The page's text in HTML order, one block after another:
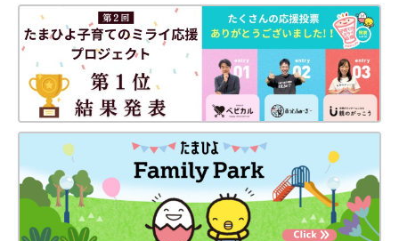
ぶそうかと大変なのに、子どもが3時間も静かにして待たなくち
ゃいけないってとても苦痛なことですよね。
吸入を嫌がって泣いているとこっちも苦しい気持ちになるけれ
ど、『今、治さないと本人はずっと苦しいままなんだ』思って、
心を鬼にして吸入をさせていました」（インリンさん）
親も子も大変だったという治療。インリンさんは「長男の性格も
関係したのかも」といいます。
「長男はなかなか頑固な子で、今思い返すと、3人の中でいちば
ん手がかかりました。自分がやりたいと思ったこと以外はしてく